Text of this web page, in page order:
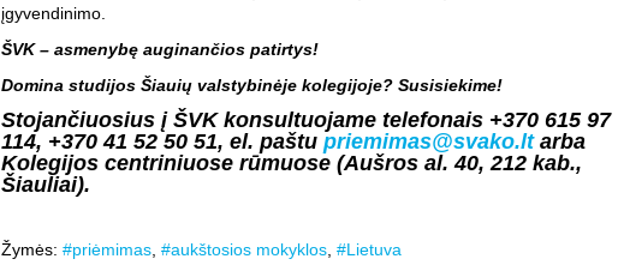
įgyvendinimo.
ŠVK – asmenybę auginančios patirtys!
Domina studijos Šiauių valstybinėje kolegijoje? Susisiekime!
Stojančiuosius į ŠVK konsultuojame telefonais +370 615 97
114, +370 41 52 50 51, el. paštu priemimas@svako.ltarba
Kolegijos centriniuose rūmuose (Aušros al. 40, 212 kab.,
Šiauliai).
Žymės: #priėmimas #aukštosios mokyklos #Lietuva